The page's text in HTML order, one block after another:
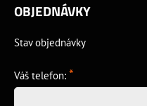
OBJEDNÁVKY
Stav objednávky
Váš telefon: *